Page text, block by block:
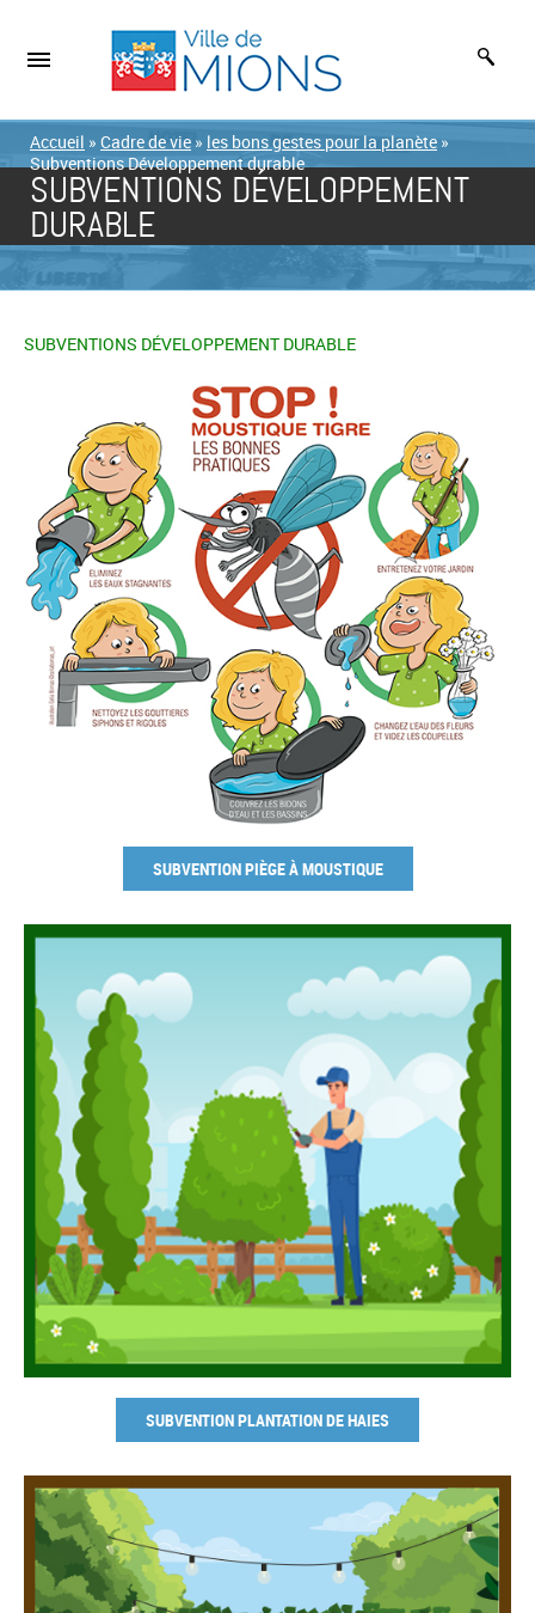
Accueil » Cadre de vie » les bons gestes pour la planète »
Subventions Développement durable
SUBVENTIONS DÉVELOPPEMENT
DURABLE
SUBVENTIONS DÉVELOPPEMENT DURABLE
SUBVENTION PIÈGE À MOUSTIQUE
SUBVENTION PLANTATION DE HAIES